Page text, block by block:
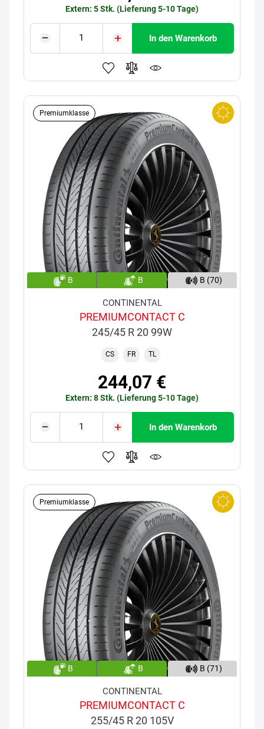
Extern: 5 Stk. (Lieferung 5-10 Tage)
In den Warenkorb
Premiumklasse
B B B (70)
CONTINENTAL
PREMIUMCONTACT C
245/45 R 20 99W
CS FR TL
244,07 €
Extern: 8 Stk. (Lieferung 5-10 Tage)
In den Warenkorb
Premiumklasse
B B B (71)
CONTINENTAL
PREMIUMCONTACT C
255/45 R 20 105V